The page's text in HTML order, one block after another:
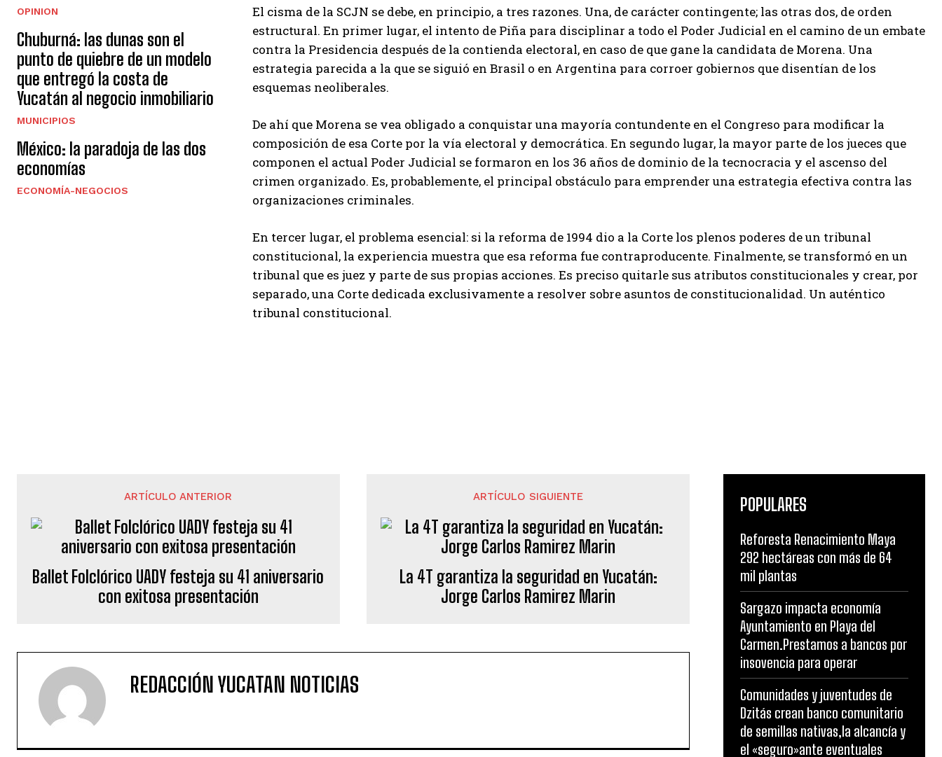
OPINION
Chuburná: las dunas son el
punto de quiebre de un modelo
que entregó la costa de
Yucatán al negocio inmobiliario
MUNICIPIOS
México: la paradoja de las dos
economías
ECONOMÍA-NEGOCIOS
El cisma de la SCJN se debe, en principio, a tres razones. Una, de carácter contingente; las otras dos, de orden
estructural. En primer lugar, el intento de Piña para disciplinar a todo el Poder Judicial en el camino de un embate
contra la Presidencia después de la contienda electoral, en caso de que gane la candidata de Morena. Una
estrategia parecida a la que se siguió en Brasil o en Argentina para corroer gobiernos que disentían de los
esquemas neoliberales.
De ahí que Morena se vea obligado a conquistar una mayoría contundente en el Congreso para modificar la
composición de esa Corte por la vía electoral y democrática. En segundo lugar, la mayor parte de los jueces que
componen el actual Poder Judicial se formaron en los 36 años de dominio de la tecnocracia y el ascenso del
crimen organizado. Es, probablemente, el principal obstáculo para emprender una estrategia efectiva contra las
organizaciones criminales.
En tercer lugar, el problema esencial: si la reforma de 1994 dio a la Corte los plenos poderes de un tribunal
constitucional, la experiencia muestra que esa reforma fue contraproducente. Finalmente, se transformó en un
tribunal que es juez y parte de sus propias acciones. Es preciso quitarle sus atributos constitucionales y crear, por
separado, una Corte dedicada exclusivamente a resolver sobre asuntos de constitucionalidad. Un auténtico
tribunal constitucional.
ARTÍCULO ANTERIOR
Ballet Folclórico UADY festeja su 41 aniversario
con exitosa presentación
ARTÍCULO SIGUIENTE
La 4T garantiza la seguridad en Yucatán:
Jorge Carlos Ramirez Marin
REDACCIÓN YUCATAN NOTICIAS
POPULARES
Reforesta Renacimiento Maya
292 hectáreas con más de 64
mil plantas
Sargazo impacta economía
Ayuntamiento en Playa del
Carmen.Prestamos a bancos por
insovencia para operar
Comunidades y juventudes de
Dzitás crean banco comunitario
de semillas nativas,la alcancía y
el «seguro»ante eventuales